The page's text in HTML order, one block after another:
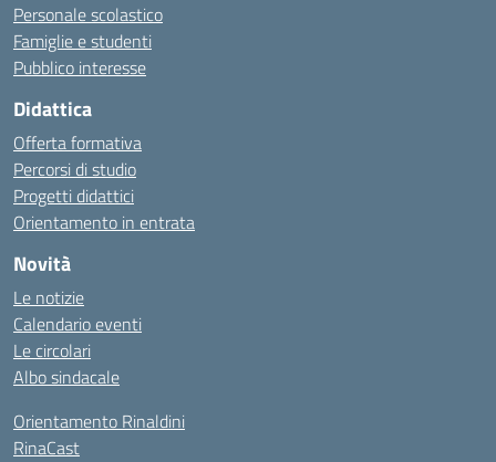
Personale scolastico
Famiglie e studenti
Pubblico interesse
Didattica
Offerta formativa
Percorsi di studio
Progetti didattici
Orientamento in entrata
Novità
Le notizie
Calendario eventi
Le circolari
Albo sindacale
Orientamento Rinaldini
RinaCast